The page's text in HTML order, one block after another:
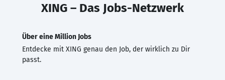
XING – Das Jobs-Netzwerk
Über eine Million Jobs
Entdecke mit XING genau den Job, der wirklich zu Dir
passt.